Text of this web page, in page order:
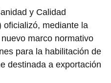
y Calidad
oficializó, mediante la
marco normativo
para la habilitación de
destinada a exportación